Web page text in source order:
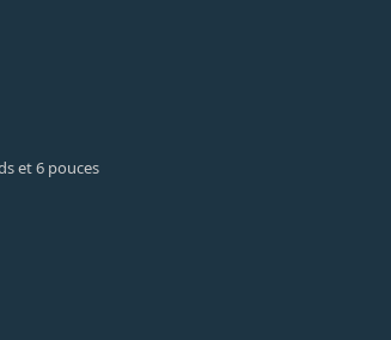
et 6 pouces